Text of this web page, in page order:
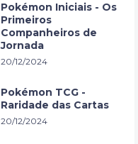
Pokémon Iniciais - Os
Primeiros
Companheiros de
Jornada
20/12/2024
Pokémon TCG -
Raridade das Cartas
20/12/2024